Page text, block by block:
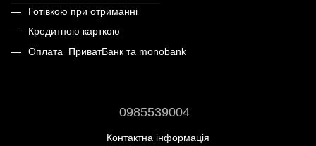
Готівкою при отриманні
Кредитною карткою
Оплата ПриватБанк та monobank
0985539004
Контактна інформація